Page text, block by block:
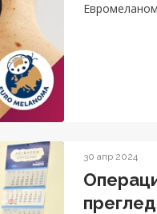
30 апр 2024